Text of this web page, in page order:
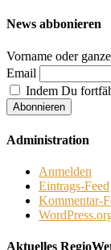
News abbonieren
Vorname oder
Email
Indem Du
Administration
Anmelden
Eintrags-Feed
Kommentar-
Aktuelles